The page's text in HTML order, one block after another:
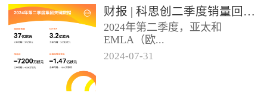
财报 | 科思创二季度销量回升，稳步推进转型
2024年第二季度，亚太和
EMLA（欧...
2024-07-31